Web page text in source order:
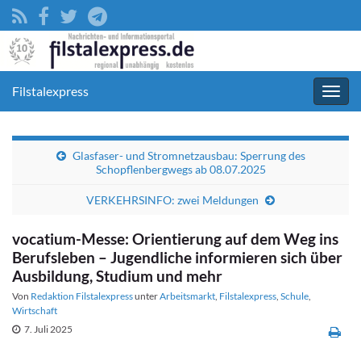
Filstalexpress
Glasfaser- und Stromnetzausbau: Sperrung des
Schopflenbergwegs ab 08.07.2025
VERKEHRSINFO: zwei Meldungen
vocatium-Messe: Orientierung auf dem Weg ins
Berufsleben – Jugendliche informieren sich über
Ausbildung, Studium und mehr
Von Redaktion FilstalexpressunterArbeitsmarkt, Filstalexpress, Schule,
Wirtschaft
7. Juli 2025